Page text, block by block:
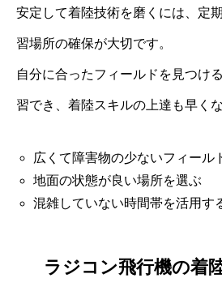
安定して着陸技術を磨くには、定
習場所の確保が大切です。
自分に合ったフィールドを見つけ
習でき、着陸スキルの上達も早くな
広くて障害物の少ないフィール
地面の状態が良い場所を選ぶ
混雑していない時間帯を活用す
ラジコン飛行機の着